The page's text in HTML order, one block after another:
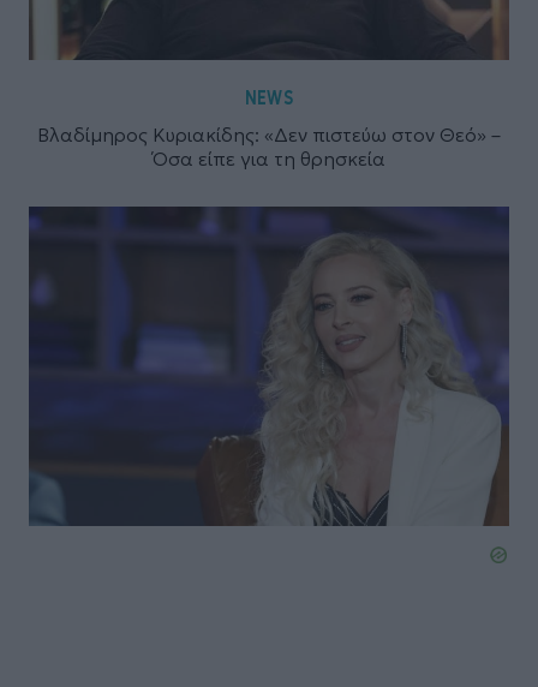
NEWS
Βλαδίμηρος Κυριακίδης: «Δεν πιστεύω στον Θεό» –
Όσα είπε για τη θρησκεία